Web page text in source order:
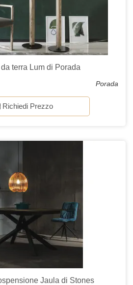
terra Lum di Porada
Porada
Richiedi Prezzo
Jaula di Stones